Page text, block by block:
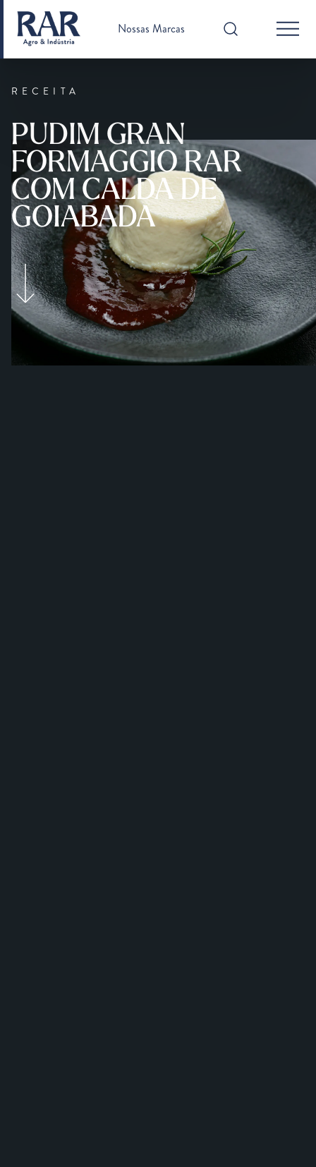
Nossas Marcas
RECEITA
PUDIM GRAN
FORMAGGIO RAR
COM CALDA DE
GOIABADA